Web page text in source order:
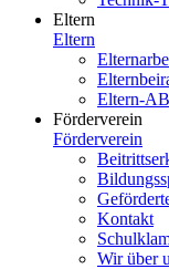
Eltern
Eltern
Eltern-
Förderverein
Förderverein
Kontakt
Wir über